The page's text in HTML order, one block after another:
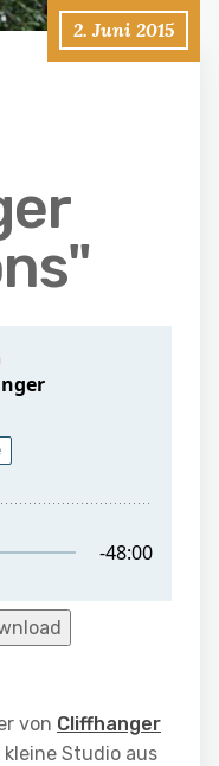
2. Juni 2015
von Cliffhanger
kleine Studio aus